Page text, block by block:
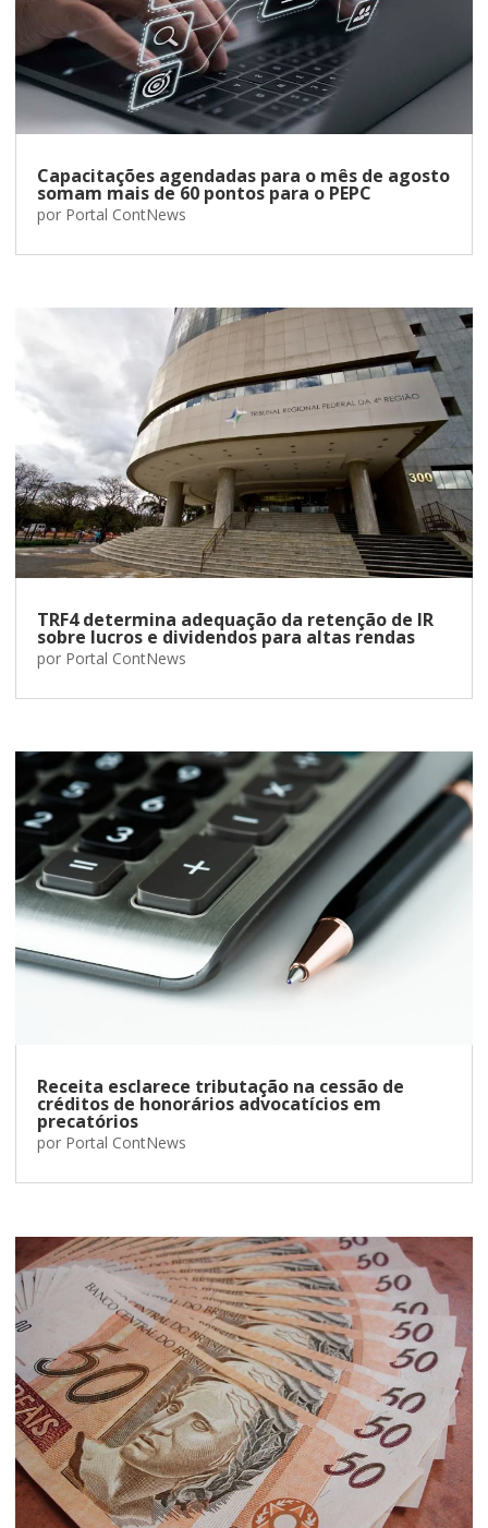
Capacitações agendadas para o mês de agosto
somam mais de 60 pontos para o PEPC
por Portal ContNews
TRF4 determina adequação da retenção de IR
sobre lucros e dividendos para altas rendas
por Portal ContNews
Receita esclarece tributação na cessão de
créditos de honorários advocatícios em
precatórios
por Portal ContNews